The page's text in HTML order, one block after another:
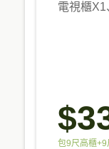
電視櫃X1
包9尺高櫃